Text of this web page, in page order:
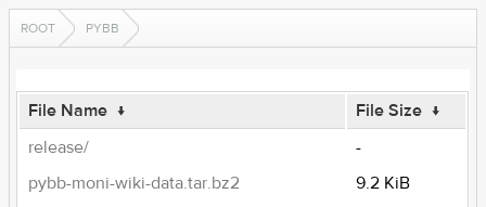
ROOT PYBB
File Name ↓ File Size ↓
release/
-
pybb-moni-wiki-data.tar.bz2
9.2 KiB